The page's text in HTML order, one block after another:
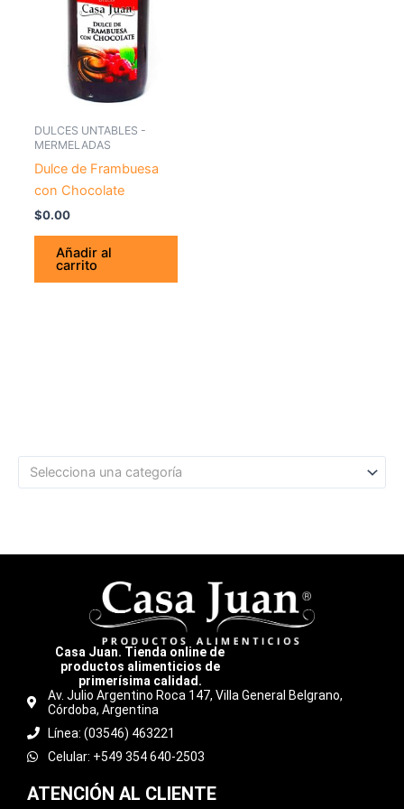
Selecciona una categoría
DULCES UNTABLES -
MERMELADAS
Dulce de Frambuesa
con Chocolate
$0.00
Añadir al
carrito
Casa Juan. Tienda online de
productos alimenticios de
primerísima calidad.
Av. Julio Argentino Roca 147, Villa General Belgrano,
Córdoba, Argentina
Línea: (03546) 463221
Celular: +549 354 640-2503
ATENCIÓN AL CLIENTE